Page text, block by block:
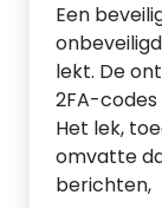
Een
lekt. De
2FA-
Het lek,
omvatte
berichten,